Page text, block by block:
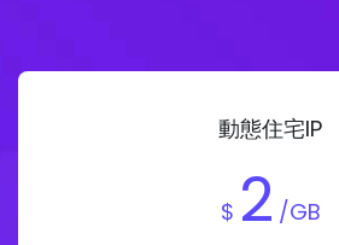
動態住宅IP
$ 2 /GB